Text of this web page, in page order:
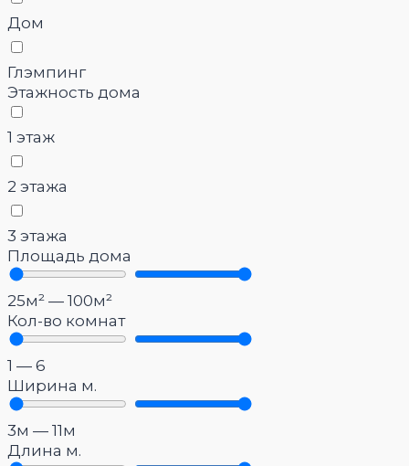
Дом
Глэмпинг
Этажность дома
1 этаж
2 этажа
3 этажа
Площадь дома
25м² — 100м²
Кол-во комнат
1 — 6
Ширина м.
3м — 11м
Длина м.